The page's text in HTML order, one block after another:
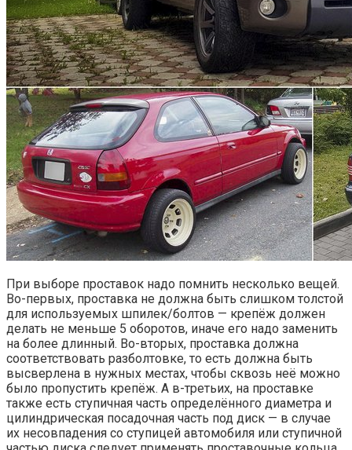
При выборе проставок надо помнить несколько вещей.
Во-первых, проставка не должна быть слишком толстой
для используемых шпилек/болтов — крепёж должен
делать не меньше 5 оборотов, иначе его надо заменить
на более длинный. Во-вторых, проставка должна
соответствовать разболтовке, то есть должна быть
высверлена в нужных местах, чтобы сквозь неё можно
было пропустить крепёж. А в-третьих, на проставке
также есть ступичная часть определённого диаметра и
цилиндрическая посадочная часть под диск — в случае
их несовпадения со ступицей автомобиля или ступичной